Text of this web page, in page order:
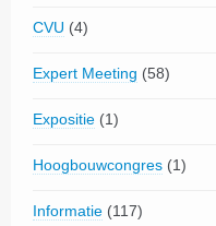
CVU (4)
Expert Meeting (58)
Expositie (1)
Hoogbouwcongres (1)
Informatie (117)